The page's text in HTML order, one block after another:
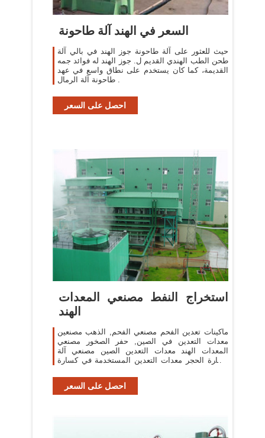
السعر في الهند آلة طاحونة
حيث للعثور على آلة طاحونة جوز الهند في بالي آلة
طحن الطب الهندي القديم ل. جوز الهند له فوائد جمه
القديمة، كما كان يستخدم على نطاق واسع في عهد
طاحونة آلة الرمال .
احصل على السعر
استخراج النفط مصنعي المعدات
الهند
ماكينات تعدين الفحم مصنعي الفحم, الذهب مصنعين
معدات التعدين في الصين, حفر الصخور مصنعي
المعدات الهند معدات التعدين الصين مصنعي آلة
كسارة الحجر معدات التعدين المستخدمة في كسارة
احصل على السعر